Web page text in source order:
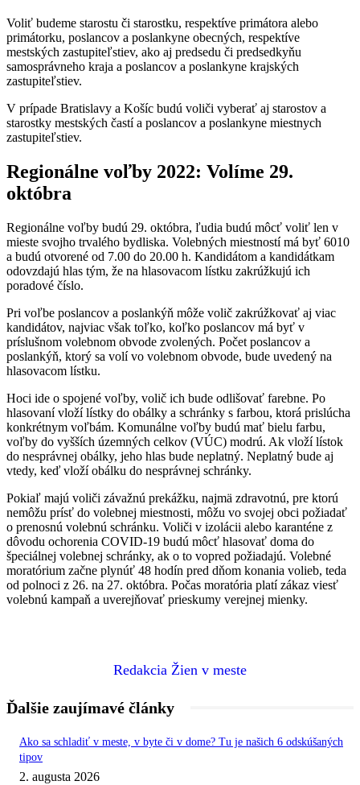
Voliť budeme starostu či starostku, respektíve primátora alebo
primátorku, poslancov a poslankyne obecných, respektíve
mestských zastupiteľstiev, ako aj predsedu či predsedkyňu
samosprávneho kraja a poslancov a poslankyne krajských
zastupiteľstiev.
V prípade Bratislavy a Košíc budú voliči vyberať aj starostov a
starostky mestských častí a poslancov a poslankyne miestnych
zastupiteľstiev.
Regionálne voľby 2022: Volíme 29.
októbra
Regionálne voľby budú 29. októbra, ľudia budú môcť voliť len v
mieste svojho trvalého bydliska. Volebných miestností má byť 6010
a budú otvorené od 7.00 do 20.00 h. Kandidátom a kandidátkam
odovzdajú hlas tým, že na hlasovacom lístku zakrúžkujú ich
poradové číslo.
Pri voľbe poslancov a poslankýň môže volič zakrúžkovať aj viac
kandidátov, najviac však toľko, koľko poslancov má byť v
príslušnom volebnom obvode zvolených. Počet poslancov a
poslankýň, ktorý sa volí vo volebnom obvode, bude uvedený na
hlasovacom lístku.
Hoci ide o spojené voľby, volič ich bude odlišovať farebne. Po
hlasovaní vloží lístky do obálky a schránky s farbou, ktorá prislúcha
konkrétnym voľbám. Komunálne voľby budú mať bielu farbu,
voľby do vyšších územných celkov (VÚC) modrú. Ak vloží lístok
do nesprávnej obálky, jeho hlas bude neplatný. Neplatný bude aj
vtedy, keď vloží obálku do nesprávnej schránky.
Pokiaľ majú voliči závažnú prekážku, najmä zdravotnú, pre ktorú
nemôžu prísť do volebnej miestnosti, môžu vo svojej obci požiadať
o prenosnú volebnú schránku. Voliči v izolácii alebo karanténe z
dôvodu ochorenia COVID-19 budú môcť hlasovať doma do
špeciálnej volebnej schránky, ak o to vopred požiadajú. Volebné
moratórium začne plynúť 48 hodín pred dňom konania volieb, teda
od polnoci z 26. na 27. októbra. Počas moratória platí zákaz viesť
volebnú kampaň a uverejňovať prieskumy verejnej mienky.
Redakcia Žien v meste
Ďalšie zaujímavé články
Ako sa schladiť v meste, v byte či v dome? Tu je našich 6 odskúšaných
tipov
2. augusta 2026